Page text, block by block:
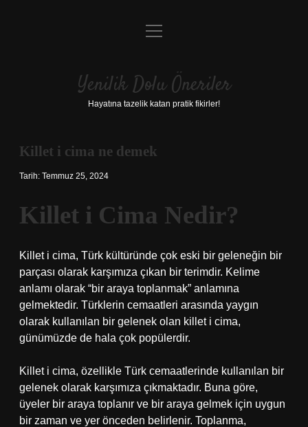
Anasayfa
Yasal Uyarı
menüyü
Yenilik Dolu Öneriler
Hayatına tazelik katan pratik fikirler!
Killet i cima ne demek
Tarih: Temmuz 25, 2024
Killet i Cima Nedir?
Killet i cima, Türk kültüründe çok eski bir geleneğin bir
parçası olarak karşımıza çıkan bir terimdir. Kelime
anlamı olarak “bir araya toplanmak” anlamına
gelmektedir. Türklerin cemaatleri arasında yaygın
olarak kullanılan bir gelenek olan killet i cima,
günümüzde de hala çok popülerdir.
Killet i cima, özellikle Türk cemaatlerinde kullanılan bir
gelenek olarak karşımıza çıkmaktadır. Buna göre,
üyeler bir araya toplanır ve bir araya gelmek için uygun
bir zaman ve yer önceden belirlenir. Toplanma,